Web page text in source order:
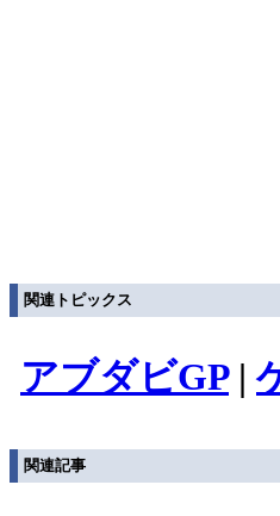
関連トピックス
アブダビGP|
関連記事